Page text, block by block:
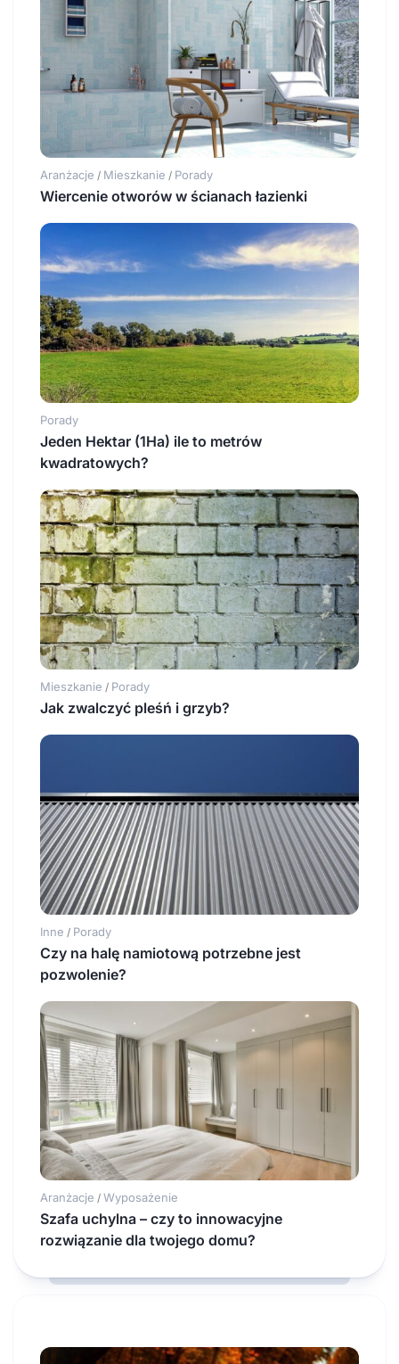
Aranżacje / Mieszkanie / Porady
Wiercenie otworów w ścianach łazienki
Porady
Jeden Hektar (1Ha) ile to metrów
kwadratowych?
Mieszkanie / Porady
Jak zwalczyć pleśń i grzyb?
Inne / Porady
Czy na halę namiotową potrzebne jest
pozwolenie?
Aranżacje / Wyposażenie
Szafa uchylna – czy to innowacyjne
rozwiązanie dla twojego domu?